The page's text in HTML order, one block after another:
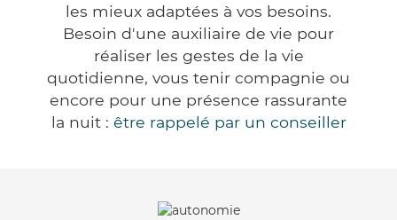
les mieux adaptées à vos besoins.
Besoin d'une auxiliaire de vie pour
réaliser les gestes de la vie
quotidienne, vous tenir compagnie ou
encore pour une présence rassurante
la nuit : être rappelé par un conseiller